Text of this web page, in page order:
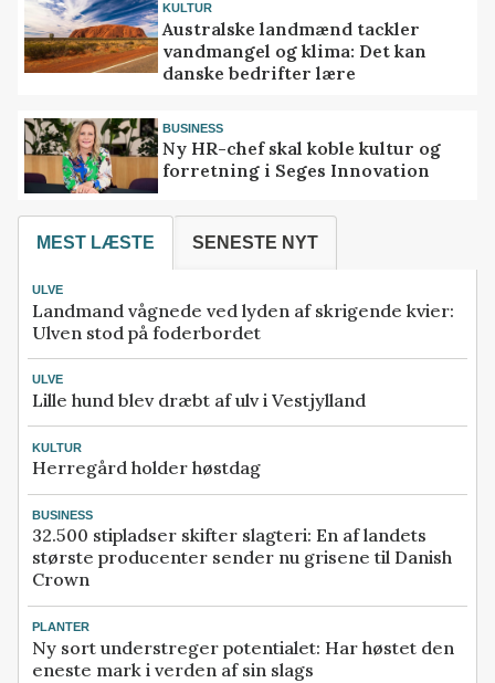
KULTUR
Australske landmænd tackler
vandmangel og klima: Det kan
danske bedrifter lære
BUSINESS
Ny HR-chef skal koble kultur og
forretning i Seges Innovation
MEST LÆSTE SENESTE NYT
ULVE
Landmand vågnede ved lyden af skrigende kvier:
Ulven stod på foderbordet
ULVE
Lille hund blev dræbt af ulv i Vestjylland
KULTUR
Herregård holder høstdag
BUSINESS
32.500 stipladser skifter slagteri: En af landets
største producenter sender nu grisene til Danish
Crown
PLANTER
Ny sort understreger potentialet: Har høstet den
eneste mark i verden af sin slags